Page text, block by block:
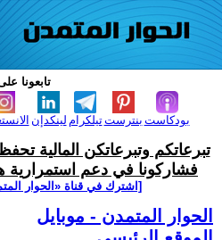
تابعونا
لينكدإن تيلكرامبنترست بودكاست
تبرعاتكم وتبرعاتكن المالية
فشاركونا في دعم استمرارية
[اشترك في قناة ‫«الحوار
الحوار المتمدن - موبايل